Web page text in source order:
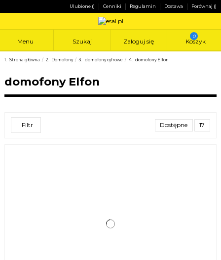
Ulubione () Cenniki Regulamin Dostawa Porównaj ()
Menu Szukaj Zaloguj się
0
Koszyk
Strona główna Domofony domofony cyfrowe domofony Elfon
domofony Elfon
Filtr Dostępne 17